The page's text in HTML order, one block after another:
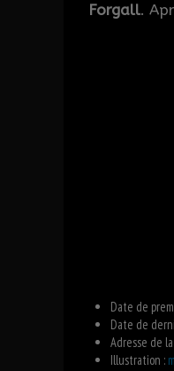
Forgall.
Date de
Date de
Adresse de
Illustration :